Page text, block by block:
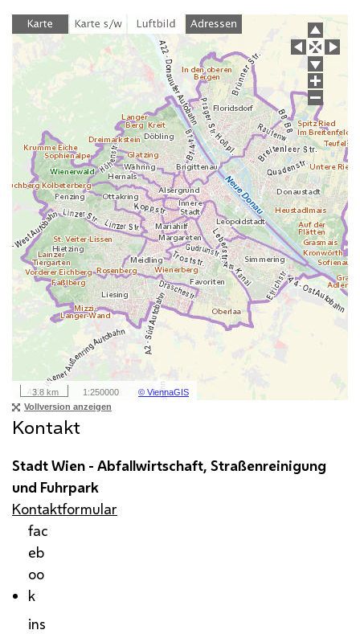
Kontakt
Stadt Wien - Abfallwirtschaft, Straßenreinigung
und Fuhrpark
Kontaktformular
fac
eb
oo
k
ins